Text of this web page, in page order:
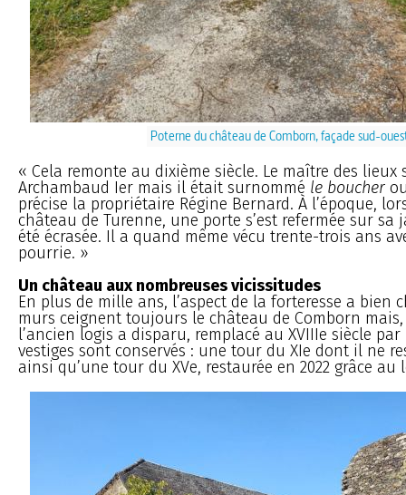
Poterne du château de Comborn, façade sud-
« Cela remonte au dixième siècle. Le maître des lieux
Archambaud Ier mais il était surnommé le boucher
précise la propriétaire Régine Bernard. À l’époque,
château de Turenne, une porte s’est refermée sur sa
été écrasée. Il a quand même vécu trente-trois ans
pourrie. »
Un château aux nombreuses vicissitudes
En plus de mille ans, l’aspect de la forteresse a bien
murs ceignent toujours le château de Comborn
l’ancien logis a disparu, remplacé au XVIIIe siècle
vestiges sont conservés : une tour du XIe dont il ne
ainsi qu’une tour du XVe, restaurée en 2022 grâce